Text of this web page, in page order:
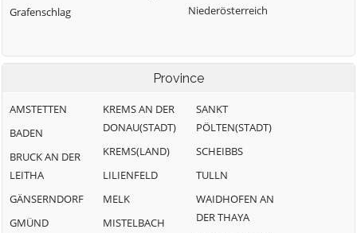
Grafenschlag
Niederösterreich
Province
AMSTETTEN
BADEN
BRUCK AN DER
LEITHA
GÄNSERNDORF
GMÜND
KREMS AN DER
DONAU(STADT)
KREMS(LAND)
LILIENFELD
MELK
MISTELBACH
SANKT
PÖLTEN(STADT)
SCHEIBBS
TULLN
WAIDHOFEN AN
DER THAYA